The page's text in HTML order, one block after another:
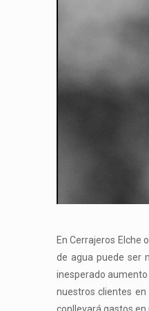
En Cerrajeros Elche
de agua puede ser
inesperado
nuestros clientes
conllevará gastos en